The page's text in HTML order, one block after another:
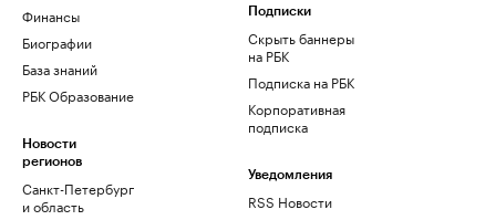
Финансы
Биографии
База знаний
РБК Образование
Новости
регионов
Санкт-Петербург
и область
Подписки
Скрыть баннеры
на РБК
Подписка на РБК
Корпоративная
подписка
Уведомления
RSS Новости